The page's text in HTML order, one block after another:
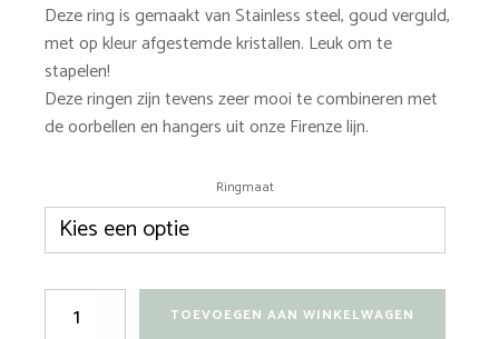
Deze ring is gemaakt van Stainless steel, goud verguld,
met op kleur afgestemde kristallen. Leuk om te
stapelen!
Deze ringen zijn tevens zeer mooi te combineren met
de oorbellen en hangers uit onze Firenze lijn.
Ringmaat
TOEVOEGEN AAN WINKELWAGEN